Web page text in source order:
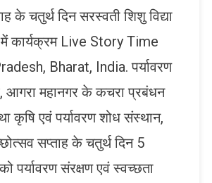
के चतुर्थ दिन सरस्वती शिशु विद्या
में कार्यक्रम Live Story Time
Bharat, India. पर्यावरण
आगरा महानगर के कचरा प्रबंधन
कृषि एवं पर्यावरण शोध संस्थान,
सप्ताह के चतुर्थ दिन 5
पर्यावरण संरक्षण एवं स्वच्छता